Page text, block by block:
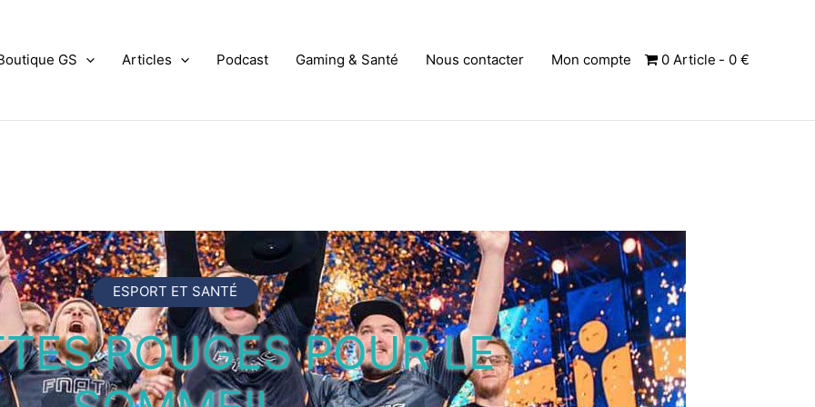
GS Articles Podcast Gaming & Santé Nous contacter Mon compte 0 Article 0 €
ESPORT ET SANTÉ
UN GAMER A BESOIN